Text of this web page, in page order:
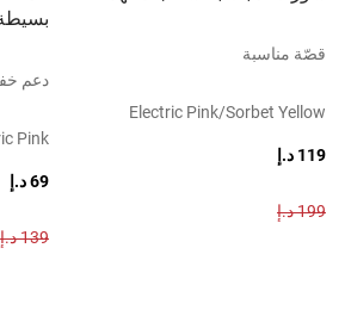
قصّة مناسبة
Electric Pink/sorbet Yellow
119 د.إ
199 د.إ
دعم
Pink
69 د.إ
139 د.إ